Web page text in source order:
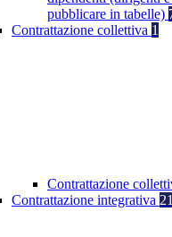
pubblicare in tabelle)
Contrattazione collettiva 1
Contrattazione
Contrattazione integrativa 21